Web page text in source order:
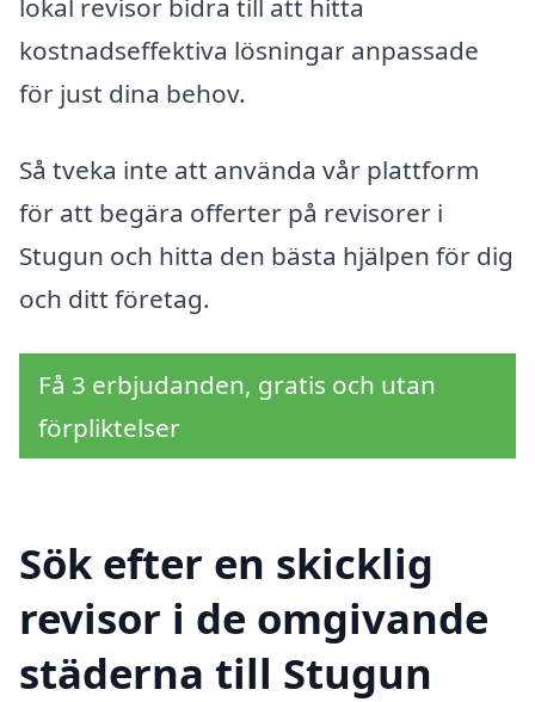
lokal revisor bidra till att hitta
kostnadseffektiva lösningar anpassade
för just dina behov.
Så tveka inte att använda vår plattform
för att begära offerter på revisorer i
Stugun och hitta den bästa hjälpen för dig
och ditt företag.
Få 3 erbjudanden, gratis och utan
förpliktelser
Sök efter en skicklig
revisor i de omgivande
städerna till Stugun